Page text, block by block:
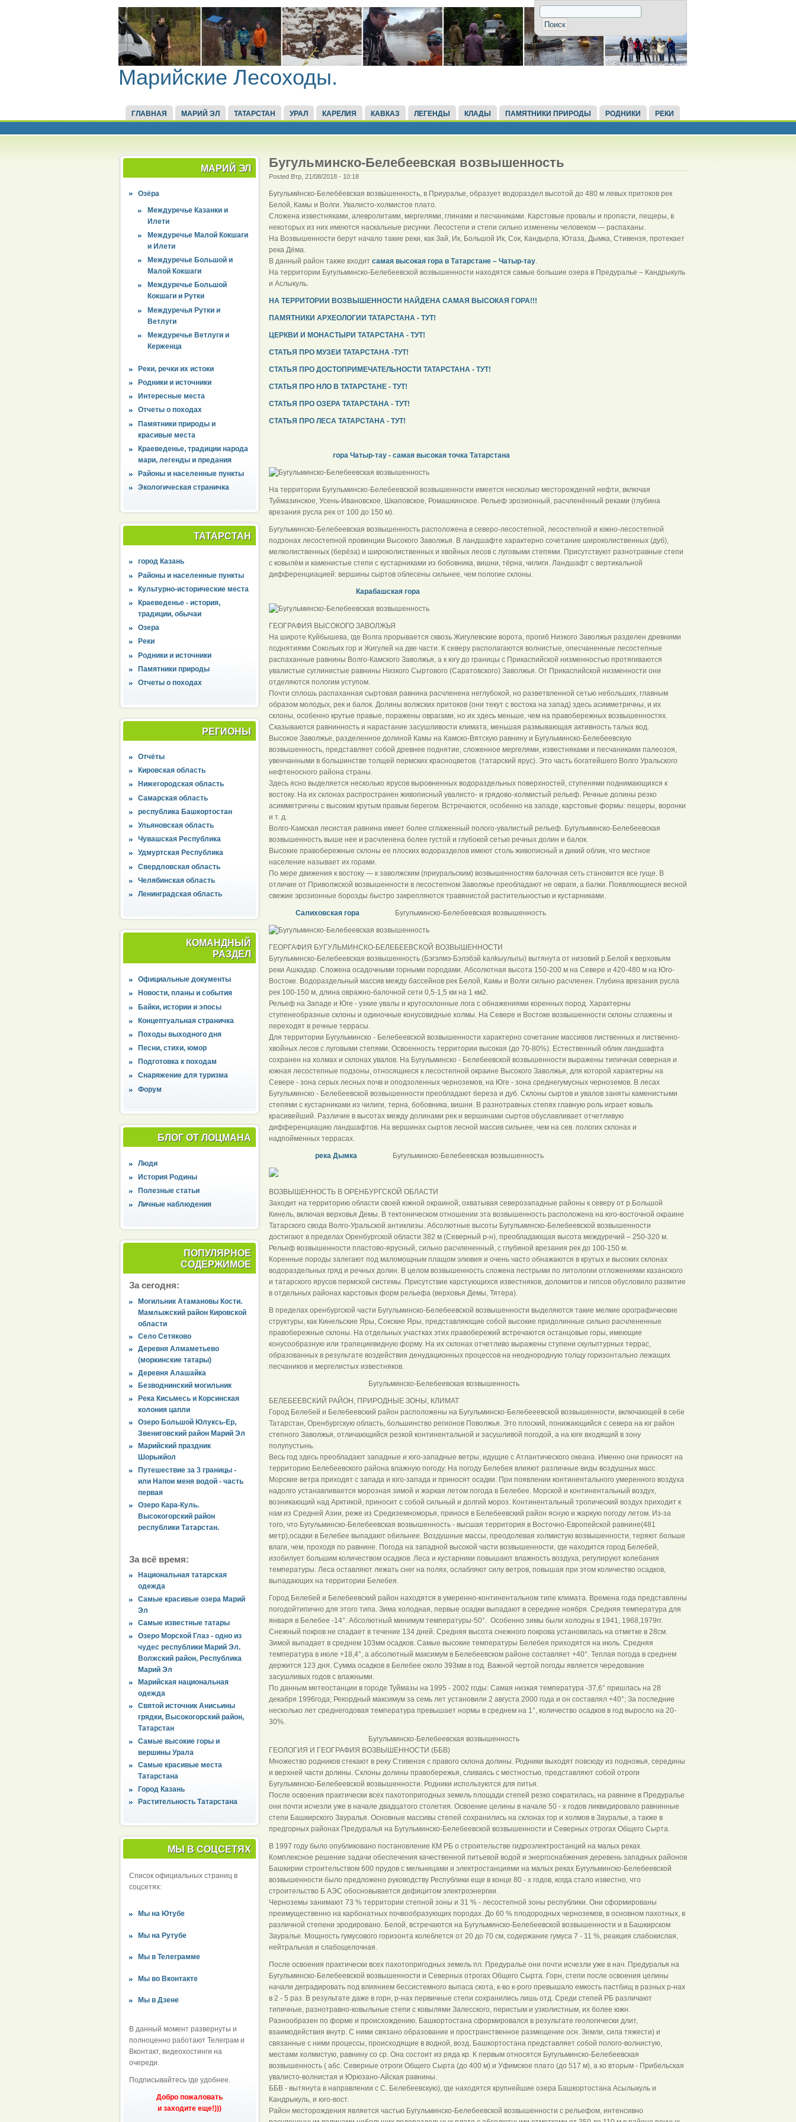
Марийские Лесоходы.
ГЛАВНАЯ МАРИЙ ЭЛ ТАТАРСТАН УРАЛ КАРЕЛИЯ КАВКАЗ ЛЕГЕНДЫ КЛАДЫ ПАМЯТНИКИ ПРИРОДЫ РОДНИКИ РЕКИ
МАРИЙ ЭЛ
Озёра
Междуречье Казанки и
Илети
Междуречье Малой Кокшаги
и Илети
Междуречье Большой и
Малой Кокшаги
Междуречье Большой
Кокшаги и Рутки
Междуречья Рутки и
Ветлуги
Междуречье Ветлуги и
Керженца
Реки, речки их истоки
Родники и источники
Интересные места
Отчеты о походах
Памятники природы и
красивые места
Краеведенье, традиции народа
мари, легенды и предания
Районы и населенные пункты
Экологическая страничка
ТАТАРСТАН
город Казань
Районы и населенные пункты
Культурно-исторические места
Краеведенье - история,
традиции, обычаи
Озера
Реки
Родники и источники
Памятники природы
Отчеты о походах
РЕГИОНЫ
Отчёты
Кировская область
Нижегородская область
Самарская область
республика Башкортостан
Ульяновская область
Чувашская Республика
Удмуртская Республика
Свердловская область
Челябинская область
Ленинградская область
КОМАНДНЫЙ
РАЗДЕЛ
Официальные документы
Новости, планы и события
Байки, истории и эпосы
Концептуальная страничка
Походы выходного дня
Песни, стихи, юмор
Подготовка к походам
Снаряжение для туризма
Форум
БЛОГ ОТ ЛОЦМАНА
Люди
История Родины
Полезные статьи
Личные наблюдения
ПОПУЛЯРНОЕ
СОДЕРЖИМОЕ
За сегодня:
Могильник Атамановы Кости.
Мамлыжский район Кировской
области
Село Сетяково
Деревня Алмаметьево
(моркинские татары)
Деревня Алашайка
Безводнинский могильник
Река Кисьмесь и Корсинская
колония цапли
Озеро Большой Юлуксь-Ер,
Звениговский район Марий Эл
Марийский праздник
Шорыкйол
Путешествие за 3 границы -
или Напои меня водой - часть
первая
Озеро Кара-Куль.
Высокогорский район
республики Татарстан.
За всё время:
Национальная татарская
одежда
Самые красивые озера Марий
Эл
Самые известные татары
Озеро Морской Глаз - одно из
чудес республики Марий Эл.
Волжский район, Республика
Марий Эл
Марийская национальная
одежда
Святой источник Анисьины
грядки, Высокогорский район,
Татарстан
Самые высокие горы и
вершины Урала
Самые красивые места
Татарстана
Город Казань
Растительность Татарстана
МЫ В СОЦСЕТЯХ
Список официальных страниц в
соцсетях:
Мы на Ютубе
Мы на Рутубе
Мы в Телеграмме
Мы во Вконтакте
Мы в Дзене
В данный момент развернуты и
полноценно работают Телеграм и
Вконтакт, видеохостинги на
очереди.
Подписывайтесь где удобнее.
Добро пожаловать
и заходите еще!)))
Бугульминско-Белебеевская возвышенность
Posted Втр, 21/08/2018 - 10:18
Бугульми́нско-Белебе́евская возвы́шенность, в Приуралье, образует водораздел высотой до 480 м левых притоков рек
Белой, Камы и Волги. Увалисто-холмистое плато.
Сложена известняками, алевролитами, мергелями, глинами и песчаниками. Карстовые провалы и пропасти, пещеры, в
некоторых из них имеются наскальные рисунки. Лесостепи и степи сильно изменены человеком — распаханы.
На Возвышенности берут начало такие реки, как Зай, Ик, Большой Ик, Сок, Кандырла, Ютаза, Дымка, Стивензя, протекает
река Дёма.
В данный район также входит самая высокая гора в Татарстане – Чатыр-тау.
На территории Бугульминско-Белебеевской возвышенности находятся самые большие озера в Предуралье – Кандрыкуль
и Аслыкуль.
НА ТЕРРИТОРИИ ВОЗВЫШЕННОСТИ НАЙДЕНА САМАЯ ВЫСОКАЯ ГОРА!!!
ПАМЯТНИКИ АРХЕОЛОГИИ ТАТАРСТАНА - ТУТ!
ЦЕРКВИ И МОНАСТЫРИ ТАТАРСТАНА - ТУТ!
СТАТЬЯ ПРО МУЗЕИ ТАТАРСТАНА -ТУТ!
СТАТЬЯ ПРО ДОСТОПРИМЕЧАТЕЛЬНОСТИ ТАТАРСТАНА - ТУТ!
СТАТЬЯ ПРО НЛО В ТАТАРСТАНЕ - ТУТ!
СТАТЬЯ ПРО ОЗЕРА ТАТАРСТАНА - ТУТ!
СТАТЬЯ ПРО ЛЕСА ТАТАРСТАНА - ТУТ!
гора Чатыр-тау - самая высокая точка Татарстана
На территории Бугульминско-Белебеевской возвышенности имеется несколько месторождений нефти, включая
Туймазинское, Усень-Ивановское, Шкаповское, Ромашкинское. Рельеф эрозионный, расчленённый реками (глубина
врезания русла рек от 100 до 150 м).
Бугульминско-Белебеевская возвышенность расположена в северо-лесостепной, лесостепной и южно-лесостепной
подзонах лесостепной провинции Высокого Заволжья. В ландшафте характерно сочетание широколиственных (дуб),
мелколиственных (берёза) и широколиственных и хвойных лесов с луговыми степями. Присутствуют разнотравные степи
с ковылём и каменистые степи с кустарниками из бобовника, вишни, тёрна, чилиги. Ландшафт с вертикальной
дифференциацией: вершины сыртов облесены сильнее, чем пологие склоны.
Карабашская гора
ГЕОГРАФИЯ ВЫСОКОГО ЗАВОЛЖЬЯ
На широте Куйбышева, где Волга прорывается сквозь Жигулевские ворота, прогиб Низкого Заволжья разделен древними
поднятиями Сокольих гор и Жигулей на две части. К северу располагаются волнистые, опесчаненные лесостепные
распаханные равнины Волго-Камского Заволжья, а к югу до границы с Прикаспийской низменностью протягиваются
увалистые суглинистые равнины Низкого Сыртового (Саратовского) Заволжья. От Прикаспийской низменности они
отделяются пологим уступом.
Почти сплошь распаханная сыртовая равнина расчленена неглубокой, но разветвленной сетью небольших, главным
образом молодых, рек и балок. Долины волжских притоков (они текут с востока на запад) здесь асимметричны, и их
склоны, особенно крутые правые, поражены оврагами, но их здесь меньше, чем на правобережных возвышенностях.
Сказываются равнинность и нарастание засушливости климата, меньшая размывающая активность талых вод.
Высокое Заволжье, разделенное долиной Камы на Камско-Вятскую равнину и Бугульминско-Белебеевскую
возвышенность, представляет собой древнее поднятие, сложенное мергелями, известняками и песчаниками палеозоя,
увенчанными в большинстве толщей пермских красноцветов. (татарский ярус). Это часть богатейшего Волго Уральского
нефтеносного района страны.
Здесь ясно выделяется несколько ярусов выровненных водораздельных поверхностей, ступенями поднимающихся к
востоку. На их склонах распространен живописный увалисто- и грядово-холмистый рельеф. Речные долины резко
асимметричны с высоким крутым правым берегом. Встречаются, особенно на западе, карстовые формы: пещеры, воронки
и т. д.
Волго-Камская лесистая равнина имеет более сглаженный полого-увалистый рельеф. Бугульминско-Белебеевская
возвышенность выше нее и расчленена более густой и глубокой сетью речных долин и балок.
Высокие правобережные склоны ее плоских водоразделов имеют столь живописный и дикий облик, что местное
население называет их горами.
По мере движения к востоку — к заволжским (приуральским) возвышенностям балочная сеть становится все гуще. В
отличие от Приволжской возвышенности в лесостепном Заволжье преобладают не овраги, а балки. Появляющиеся весной
свежие эрозионные борозды быстро закрепляются травянистой растительностью и кустарниками.
Салиховская гора Бугульминско-Белебеевская возвышенность
ГЕОРГАФИЯ БУГУЛЬМИНСКО-БЕЛЕБЕЕВСКОЙ ВОЗВЫШЕННОСТИ
Бугульминско-Белебеевская возвышенность (Бэгэлмэ-Бэлэбэй kалkыулыгы) вытянута от низовий р.Белой к верховьям
реки Ашкадар. Cложена осадочными горными породами. Абсолютная высота 150-200 м на Севере и 420-480 м на Юго-
Востоке. Водораздельный массив между бассейнов рек Белой, Камы и Волги сильно расчленен. Глубина врезания русла
рек 100-150 м, длина овражно-балочной сети 0,5-1,5 км на 1 км2.
Рельеф на Западе и Юге - узкие увалы и крутосклонные лога с обнажениями коренных пород. Характерны
ступенеобразные склоны и одиночные конусовидные холмы. На Севере и Востоке возвышенности склоны сглажены и
переходят в речные террасы.
Для территории Бугульминско - Белебеевской возвышенности характерно сочетание массивов лиственных и лиственно-
хвойных лесов с луговыми степями. Освоенность территории высокая (до 70-80%). Естественный облик ландшафта
сохранен на холмах и склонах увалов. На Бугульминско - Белебеевской возвышенности выражены типичная северная и
южная лесостепные подзоны, относящиеся к лесостепной окраине Высокого Заволжья, для которой характерны на
Севере - зона серых лесных почв и оподзоленных черноземов, на Юге - зона среднегумусных черноземов. В лесах
Бугульминско - Белебеевской возвышенности преобладают береза и дуб. Склоны сыртов и увалов заняты каменистыми
степями с кустарниками из чилиги, терна, бобовника, вишни. В разнотравных степях главную роль играет ковыль
красивейший. Различие в высотах между долинами рек и вершинами сыртов обуславливает отчетливую
дифференциацию ландшафтов. На вершинах сыртов лесной массив сильнее, чем на сев. пологих склонах и
надпойменных террасах.
река Дымка Бугульминско-Белебеевская возвышенность
ВОЗВЫШЕННОСТЬ В ОРЕНБУРГСКОЙ ОБЛАСТИ
Заходит на территорию области своей южной окраиной, охватывая северо­западные районы к северу от р.Большой
Кинель, включая верховья Демы. В тектоническом отношении эта возвышенность расположена на юго-восточной окраине
Татарского свода Волго-Уральской антиклизы. Абсолютные высоты Бугульминско-Белебеевской возвышенности
достигают в пределах Оренбургской области 382 м (Северный р-н), преоблада­ющая высота междуречий – 250-320 м.
Рельеф возвышенности пластово-ярусный, сильно расчлененный, с глубиной врезания рек до 100-150 м.
Коренные породы залегают под маломощным плащом элювия и очень час­то обнажаются в крутых и высоких склонах
водораздельных гряд и речных долин. В целом возвышенность сложена пестрыми по литологии отложениями казанского
и татарского ярусов пермской системы. Присутствие карстующихся известняков, доломитов и гипсов обусловило развитие
в отдельных районах карстовых форм рельефа (верховья Демы, Тятера).
В пределах оренбургской части Бугульминско-Белебеевской возвышеннос­ти выделяются такие мелкие орографические
структуры, как Кинельские Яры, Сокские Яры, представляющие собой высокие придолинные сильно расчлененные
правобережные склоны. На отдельных участках этих правобережий встречаются останцовые горы, имеющие
конусообразную или трапециевидную форму. На их склонах отчетливо выражены ступени скульптурных террас,
образованных в результате воздействия денудационных процессов на неоднородную толщу горизонтально лежащих
песчаников и мергелистых известняков.
Бугульминско-Белебеевская возвышенность
БЕЛЕБЕЕВСКИЙ РАЙОН, ПРИРОДНЫЕ ЗОНЫ, КЛИМАТ
Город Белебей и Белебеевский район расположены на Бугульминско-Белебееевской возвышенности, включающей в себе
Татарстан, Оренбургскую область, большинство регионов Поволжья. Это плоский, понижающийся с севера на юг район
степного Заволжья, отличающийся резкой континентальной и засушливой погодой, а на юге входящий в зону
полупустынь.
Весь год здесь преобладают западные и юго-западные ветры, идущие с Атлантического океана. Именно они приносят на
территорию Белебеевского района влажную погоду. На погоду Белебея влияют различные виды воздушных масс.
Морские ветра приходят с запада и юго-запада и приносят осадки. При появлении континентального умеренного воздуха
надолго устанавливается морозная зимой и жаркая летом погода в Белебее. Морской и континентальный воздух,
возникающий над Арктикой, приносит с собой сильный и долгий мороз. Континентальный тропический воздух приходит к
нам из Средней Азии, реже из Средиземноморья, принося в Белебеевский район ясную и жаркую погоду летом. Из-за
того, что Бугульминско-Белебеевская возвышенность - высшая территория в Восточно-Европейской равнине(481
метр),осадки в Белебее выпадают обильнее. Воздушные массы, преодолевая холмистую возвышенности, теряют больше
влаги, чем, проходя по равнине. Погода на западной высокой части возвышенности, где находится город Белебей,
изобилует большим количеством осадков. Леса и кустарники повышают влажность воздуха, регулируют колебания
температуры. Леса оставляют лежать снег на полях, ослабляют силу ветров, повышая при этом количество осадков,
выпадающих на территории Белебея.
Город Белебей и Белебеевский район находятся в умеренно-континентальном типе климата. Времена года представлены
погодойтипично для этого типа. Зима холодная, первые осадки выпадают в середине ноября. Средняя температура для
января в Белебее -14°. Абсолютный минимум температуры-50°. Особенно зимы были холодны в 1941, 1968,1979гг.
Снежный покров не спадает в течение 134 дней. Средняя высота снежного покрова установилась на отметке в 28см.
Зимой выпaдaет в среднем 103мм осадков. Самые высокие температуры Белебея приходятся на июль. Средняя
температура в июле +18,4°, а абсолютный максимум в Белебеевском районе составляет +40°. Теплая погода в среднем
держится 123 дня. Сумма осадков в Белебее около 393мм в год. Важной чертой погоды является чередование
засушливых годов с влажными.
По данным метеостанции в городе Туймазы на 1995 - 2002 годы: Самая низкая температура -37,6° пришлась на 28
декабря 1996года; Рекордный максимум за семь лет установили 2 августа 2000 года и он составлял +40°; За последние
несколько лет среднегодовая температура превышает нормы в среднем на 1°, количество осадков в год выросло на 20-
30%.
Бугульминско-Белебеевская возвышенность
ГЕОЛОГИЯ И ГЕОГРАФИЯ ВОЗВЫШЕННОСТИ (ББВ)
Множество родников стекают в реку Стивензя с правого склона долины. Родники выходят повсюду из подножья, середины
и верхней части долины. Склоны долины правобережья, сливаясь с местностью, представляют собой отроги
Бугульминско-Белебеевской возвышенности. Родники используются для питья.
После освоения практически всех пахотопригодных земель площади степей резко сократилась, на равнине в Предуралье
они почти исчезли уже в начале двадцатого столетия. Освоение целины в начале 50 - х годов ликвидировало равнинные
степи Башкирского Зауралья. Основные массивы степей сохранились на склонах гор и холмов в Зауралье, а также в
предгорных районах Предуралья на Бугульминско-Белебеевской возвышенности и Северных отрогах Общего Сырта.
В 1997 году было опубликовано постановление КМ РБ о строительстве гидроэлектростанций на малых реках.
Комплексное решение задачи обеспечения качественной питьевой водой и энергоснабжения деревень западных районов
Башкирии строительством 600 прудов с мельницами и электростанциями на малых реках Бугульминско-Белебеевской
возвышенности было предложено руководству Республики еще в конце 80 - х годов, когда стало известно, что
строительство Б АЭС обосновывается дефицитом электроэнергии.
Черноземы занимают 73 % территории степной зоны и 31 % - лесостепной зоны республики. Они сформированы
преимущественно на карбонатных почвообразующих породах. До 60 % плодородных черноземов, в основном пахотных, в
различной степени эродировано. Белой, встречаются на Бугульминско-Белебеевской возвышенности и в Башкирском
Зауралье. Мощность гумусового горизонта колеблется от 20 до 70 см, содержание гумуса 7 - 11 %, реакция слабокислая,
нейтральная и слабощелочная.
После освоения практически всех пахотопригодных земель пл. Предуралье они почти исчезли уже в нач. Предуралья на
Бугульминско-Белебеевской возвышенности и Северных отрогах Общего Сырта. Горн, степи после освоения целины
начали деградировать под влиянием бессистемного выпаса скота, к-во к-рого превышало емкость пастбищ в разных р-нах
в 2 - 5 раз. В результате даже в горн, р-нах первичные степи сохранились лишь отд. Среди степей РБ различают
типичные, разнотравно-ковыльные степи с ковылями Залесского, перистым и узколистным, их более южн.
Разнообразен по форме и происхождению. Башкортостана сформировался в результате геологически длит,
взаимодействия внутр. С ними связано образование и пространственное размещение осн. Земли, сила тяжести) и
связанные с ними процессы, происходящие в водной, возд. Башкортостана представляет собой полого-волнистую,
местами холмистую, равнину со ср. Она состоит из ряда кр. К первым относятся Бугульминско-Белебеевская
возвышенность ( абс. Северные отроги Общего Сырта (до 400 м) и Уфимское плато (до 517 м), а ко вторым - Прибельская
увалисто-волнистая и Юрюзано-Айская равнины.
ББВ - вытянута в направлении с С. Белебеевскую), где находятся крупнейшие озера Башкортостана Асылыкуль и
Кандрыкуль, и юго-вост.
Район месторождения является частью Бугульминско-Белебеевской возвышенности с рельефом, интенсивно